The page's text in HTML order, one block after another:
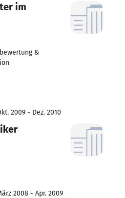
im
&
2009 - Dez. 2010
2008 - Apr. 2009